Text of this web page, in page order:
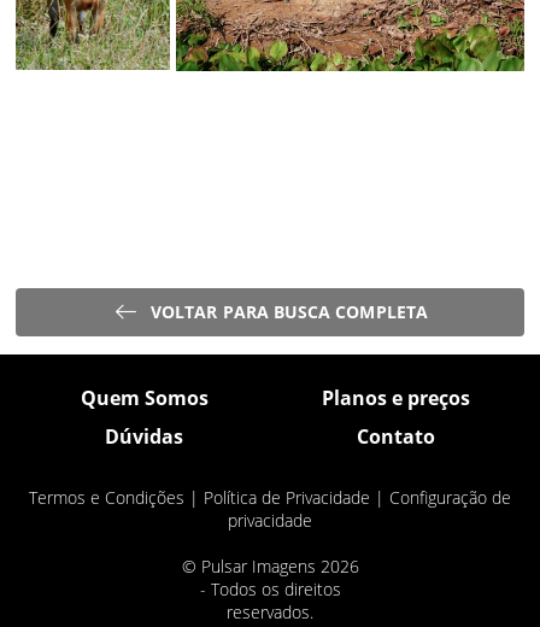
VOLTAR PARA BUSCA COMPLETA
Quem Somos
Planos e preços
Dúvidas
Contato
Termos e Condições | Política de Privacidade | Configuração de
privacidade
© Pulsar Imagens 2026
- Todos os direitos
reservados.